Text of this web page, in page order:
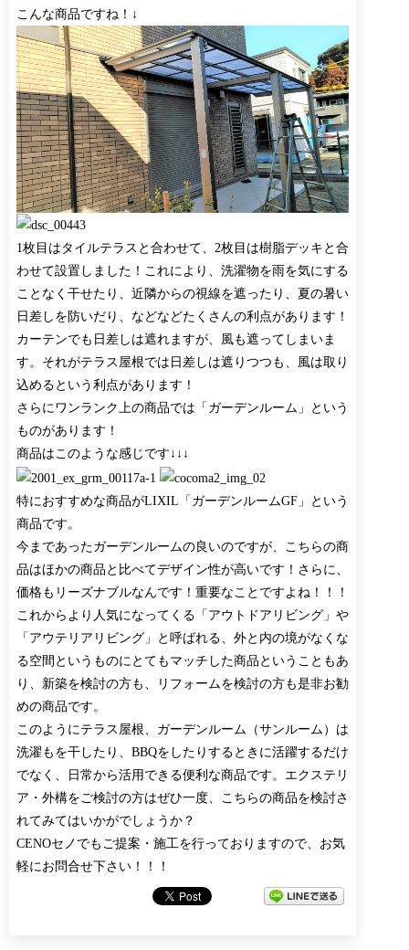
こんな商品ですね！↓
1枚目はタイルテラスと合わせて、2枚目は樹脂デッキと合
わせて設置しました！これにより、洗濯物を雨を気にする
ことなく干せたり、近隣からの視線を遮ったり、夏の暑い
日差しを防いだり、などなどたくさんの利点があります！
カーテンでも日差しは遮れますが、風も遮ってしまいま
す。それがテラス屋根では日差しは遮りつつも、風は取り
込めるという利点があります！
さらにワンランク上の商品では「ガーデンルーム」という
ものがあります！
商品はこのような感じです↓↓↓
特におすすめな商品がLIXIL「ガーデンルームGF」という
商品です。
今まであったガーデンルームの良いのですが、こちらの商
品はほかの商品と比べてデザイン性が高いです！さらに、
価格もリーズナブルなんです！重要なことですよね！！！
これからより人気になってくる「アウトドアリビング」や
「アウテリアリビング」と呼ばれる、外と内の境がなくな
る空間というものにとてもマッチした商品ということもあ
り、新築を検討の方も、リフォームを検討の方も是非お勧
めの商品です。
このようにテラス屋根、ガーデンルーム（サンルーム）は
洗濯もを干したり、BBQをしたりするときに活躍するだけ
でなく、日常から活用できる便利な商品です。エクステリ
ア・外構をご検討の方はぜひ一度、こちらの商品を検討さ
れてみてはいかがでしょうか？
CENOセノでもご提案・施工を行っておりますので、お気
軽にお問合せ下さい！！！